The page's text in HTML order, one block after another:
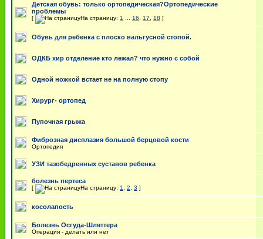
Детская обувь: только ортопедическая?Ортопедические
проблемы
[ На страницу: 1 16 17 18 ]
Обувь для ребенка с плоско вальгусной стопой.
ОДКБ хир отделение кто лежал? что нужно с собой
Одной ножкой встает не на полную стопу
Хирург- ортопед
Пупочная грыжа
Фиброзная дисплазия большой берцовой кости
Ортопедия
УЗИ тазобедренных суставов ребенка
болезнь пертеса
[ На страницу: 1 2 3 ]
косолапость
Болезнь Осгуда-Шляттера
Операция - делать или нет